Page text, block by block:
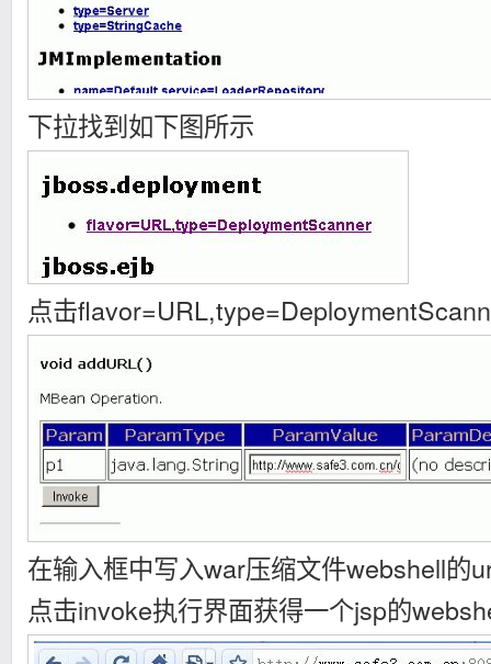
下拉找到如下图所示
点击
在输入框中写入war压缩文件webshell的
点击invoke执行界面获得一个jsp的